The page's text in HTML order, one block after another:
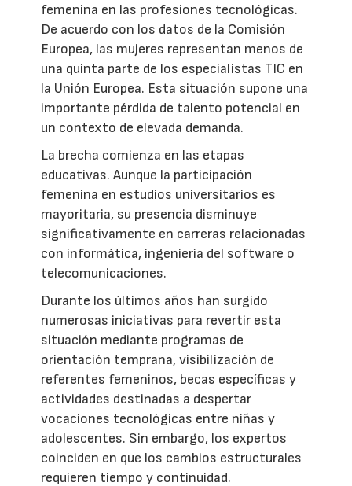
femenina en las profesiones tecnológicas.
De acuerdo con los datos de la Comisión
Europea, las mujeres representan menos de
una quinta parte de los especialistas TIC en
la Unión Europea. Esta situación supone una
importante pérdida de talento potencial en
un contexto de elevada demanda.
La brecha comienza en las etapas
educativas. Aunque la participación
femenina en estudios universitarios es
mayoritaria, su presencia disminuye
significativamente en carreras relacionadas
con informática, ingeniería del software o
telecomunicaciones.
Durante los últimos años han surgido
numerosas iniciativas para revertir esta
situación mediante programas de
orientación temprana, visibilización de
referentes femeninos, becas específicas y
actividades destinadas a despertar
vocaciones tecnológicas entre niñas y
adolescentes. Sin embargo, los expertos
coinciden en que los cambios estructurales
requieren tiempo y continuidad.